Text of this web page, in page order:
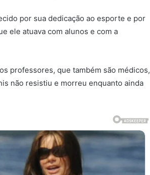
por sua dedicação ao esporte e por
ele atuava com alunos e com a
professores, que também são médicos,
não resistiu e morreu enquanto ainda